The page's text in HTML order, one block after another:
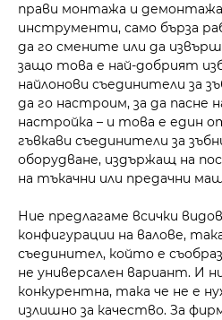
прави монтажа и демонтажа
инструменти, само бърза
да го смените или да
защо това е най-добрият
найлонови съединители за
да го настроим, за да пасне
настройка – и това е един
гъвкави съединители за
оборудване, издържащ на
на тъкачни или предачни
Ние предлагаме всички
конфигурации на валове,
съединител, който е
не универсален вариант. И
конкурентна, така че не е
излишно за качество. За